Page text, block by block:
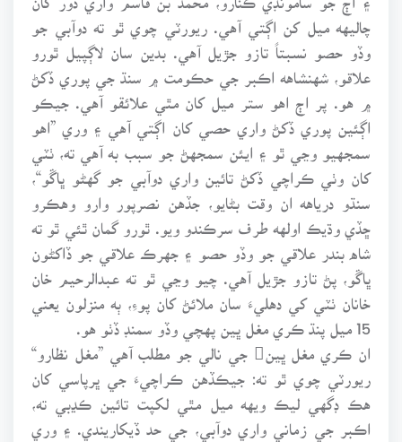
چاليهه ميل کن اڳتي آهي. ريورٽي چوي ٿو ته دوآبي جو
وڏو حصو نسبتاً تازو جڙيل آهي. بدين سان لاڳپيل ٿورو
علاقو، شهنشاهه اڪبر جي حڪومت ۾ سنڌ جي پوري ڏکڻ
۾ هو. پر اڄ اهو ستر ميل کان مٿي علائقو آهي. جيڪو
اڳئين پوري ڏکڻ واري حصي کان اڳتي آهي ۽ وري ”اهو
سمجهيو وڃي ٿو ۽ ايئن سمجهڻ جو سبب به آهي ته، ٺٽي
کان وٺي ڪراچي ڏکڻ تائين واري دوآبي جو گهڻو ڀاڱو“،
سنڌو درياهه ان وقت بڻايو، جڏهن نصرپور وارو وهڪرو
ڇڏي وڌيڪ اولهه طرف سرڪندو ويو. ٿورو گمان ٿئي ٿو ته
شاه بندر علاقي جو وڏو حصو ۽ جهرڪ علاقي جو ڏاکڻون
ڀاڱو، پڻ تازو جڙيل آهي. چيو وڃي ٿو ته عبدالرحيم خان
خانان ٺٽي کي دهليءَ سان ملائڻ کان پوءِ، ٻه منزلون يعني
15 ميل پنڌ ڪري مغل ڀين پهچي وڏو سمنڊ ڏٺو هو.
ان ڪري مغل ڀين جي نالي جو مطلب آهي ”مغل نظارو“
ريورٽي چوي ٿو ته: جيڪڏهن ڪراچيءَ جي ڀرپاسي کان
هڪ ڊگهي ليڪ ويهه ميل مٿي لکپت تائين ڪڍبي ته،
اڪبر جي زماني واري دوآبي، جي حد ڏيکاريندي. ۽ وري